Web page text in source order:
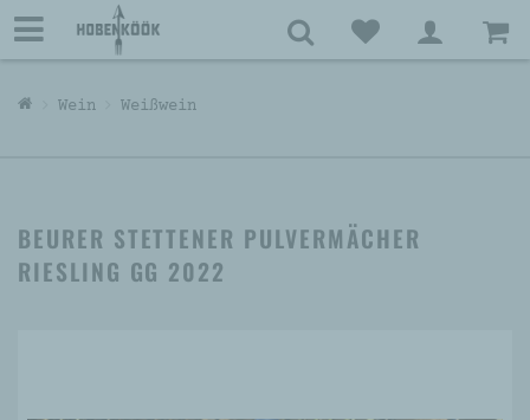
Wein Weißwein
BEURER STETTENER PULVERMÄCHER
RIESLING GG 2022